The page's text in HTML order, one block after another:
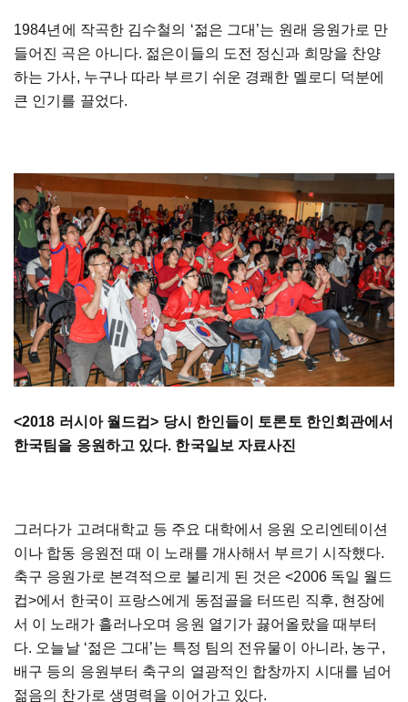
1984년에 작곡한 김수철의 ‘젊은 그대 ’는 원래 응원가로 만
들어진 곡은 아니다. 젊은이들의 도전 정신과 희망을 찬양
하는 가사, 누구나 따라 부르기 쉬운 경쾌한 멜로디 덕분에
큰 인기를 끌었다.
<2018 러시아 월드컵> 당시 한인들이 토론토 한인회관에서
한국팀을 응원하고 있다. 한국일보 자료사진
그러다가 고려대학교 등 주요 대학에서 응원 오리엔테이션
이나 합동 응원전 때 이 노래를 개사해서 부르기 시작했다.
축구 응원가로 본격적으로 불리게 된 것은 <2006 독일 월드
컵>에서 한국이 프랑스에게 동점골을 터뜨린 직후, 현장에
서 이 노래가 흘러나오며 응원 열기가 끓어올랐을 때부터
다. 오늘날‘젊은 그대 ’는 특정 팀의 전유물이 아니라, 농구,
배구 등의 응원부터 축구의 열광적인 합창까지 시대를 넘어
젊음의 찬가로 생명력을 이어가고 있다.